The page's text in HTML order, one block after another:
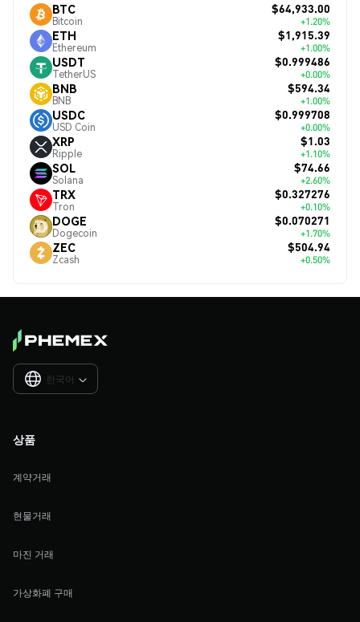
BTC
Bitcoin
$64,933.00
+1.20%
ETH
Ethereum
$1,915.39
+1.00%
USDT
TetherUS
$0.999486
+0.00%
BNB
BNB
$594.34
+1.00%
USDC
USD Coin
$0.999708
+0.00%
XRP
Ripple
$1.03
+1.10%
SOL
Solana
$74.66
+2.60%
TRX
Tron
$0.327276
+0.10%
DOGE
Dogecoin
$0.070271
+1.70%
ZEC
Zcash
$504.94
+0.50%
한국어 
상품
계약거래
현물거래
마진 거래
가상화폐 구매